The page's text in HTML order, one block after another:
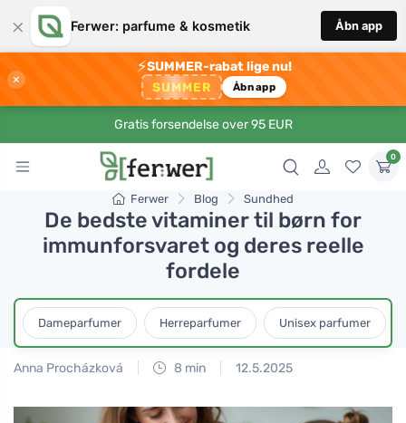
× Ferwer: parfume & kosmetik Åbn app
×
⚡SUMMER-rabat lige nu!
SUMMER Åbn app
Gratis forsendelse over 95 EUR
0
Ferwer Blog Sundhed
De bedste vitaminer til børn for
immunforsvaret og deres reelle
fordele
Dameparfumer Herreparfumer Unisex parfumer
Anna Procházková 8 min 12.5.2025